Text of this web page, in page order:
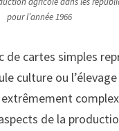
pour l’année 1966
de cartes simples
culture ou l’élevage
de la